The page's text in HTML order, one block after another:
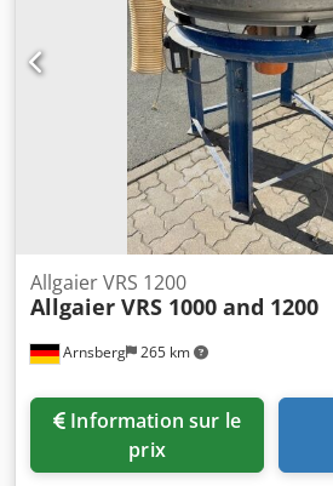
Arnsberg 265 km
Allgaier VRS 1200
Allgaier VRS 1000 and 1200
prix